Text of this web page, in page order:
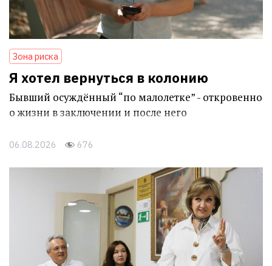
Зона риска
Я хотел вернуться в колонию
Бывший осуждённый “по малолетке” - откровенно
о жизни в заключении и после него
06.08.2026 676